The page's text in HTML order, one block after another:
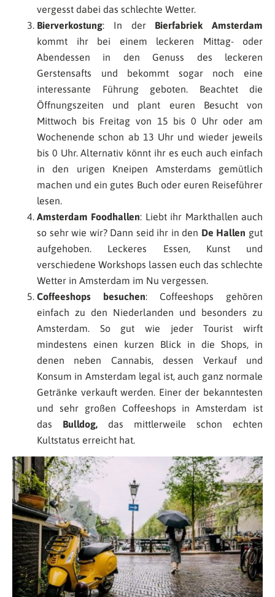
vergesst dabei das schlechte Wetter.
Bierverkostung: In der Bierfabriek Amsterdam
kommt ihr bei einem leckeren Mittag- oder
Abendessen in den Genuss des leckeren
Gerstensafts und bekommt sogar noch eine
interessante Führung geboten. Beachtet die
Öffnungszeiten und plant euren Besucht von
Mittwoch bis Freitag von 15 bis 0 Uhr oder am
Wochenende schon ab 13 Uhr und wieder jeweils
bis 0 Uhr. Alternativ könnt ihr es euch auch einfach
in den urigen Kneipen Amsterdams gemütlich
machen und ein gutes Buch oder euren Reiseführer
lesen.
Amsterdam Foodhallen: Liebt ihr Markthallen auch
so sehr wie wir? Dann seid ihr in den De Hallen gut
aufgehoben. Leckeres Essen, Kunst und
verschiedene Workshops lassen euch das schlechte
Wetter in Amsterdam im Nu vergessen.
Coffeeshops besuchen: Coffeeshops gehören
einfach zu den Niederlanden und besonders zu
Amsterdam. So gut wie jeder Tourist wirft
mindestens einen kurzen Blick in die Shops, in
denen neben Cannabis, dessen Verkauf und
Konsum in Amsterdam legal ist, auch ganz normale
Getränke verkauft werden. Einer der bekanntesten
und sehr großen Coffeeshops in Amsterdam ist
das Bulldog, das mittlerweile schon echten
Kultstatus erreicht hat.